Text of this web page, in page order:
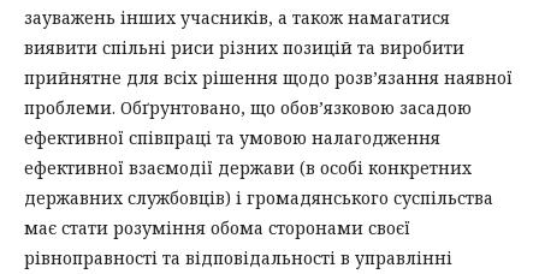
зауважень інших учасників, а також намагатися
виявити спільні риси різних позицій та виробити
прийнятне для всіх рішення щодо розв’язання наявної
проблеми. Обґрунтовано, що обов’язковою засадою
ефективної співпраці та умовою налагодження
ефективної взаємодії держави (в особі конкретних
державних службовців) і громадянського суспільства
має стати розуміння обома сторонами своєї
рівноправності та відповідальності в управлінні